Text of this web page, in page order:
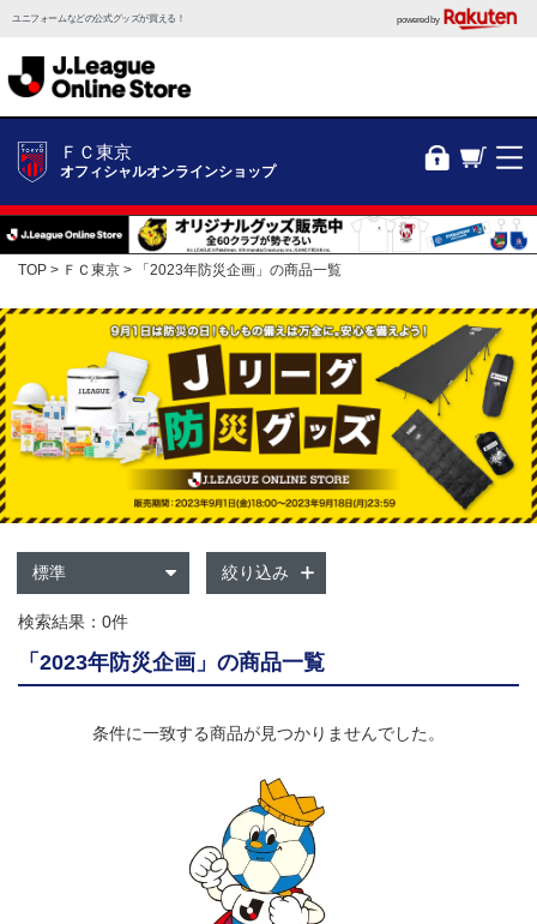
ユニフォームなどの公式グッズが買える！ powered by
ＦＣ東京
オフィシャルオンラインショップ
TOP ＦＣ東京 「2023年防災企画」の商品一覧
絞り込み
検索結果：0件
「2023年防災企画」の商品一覧
条件に一致する商品が見つかりませんでした。